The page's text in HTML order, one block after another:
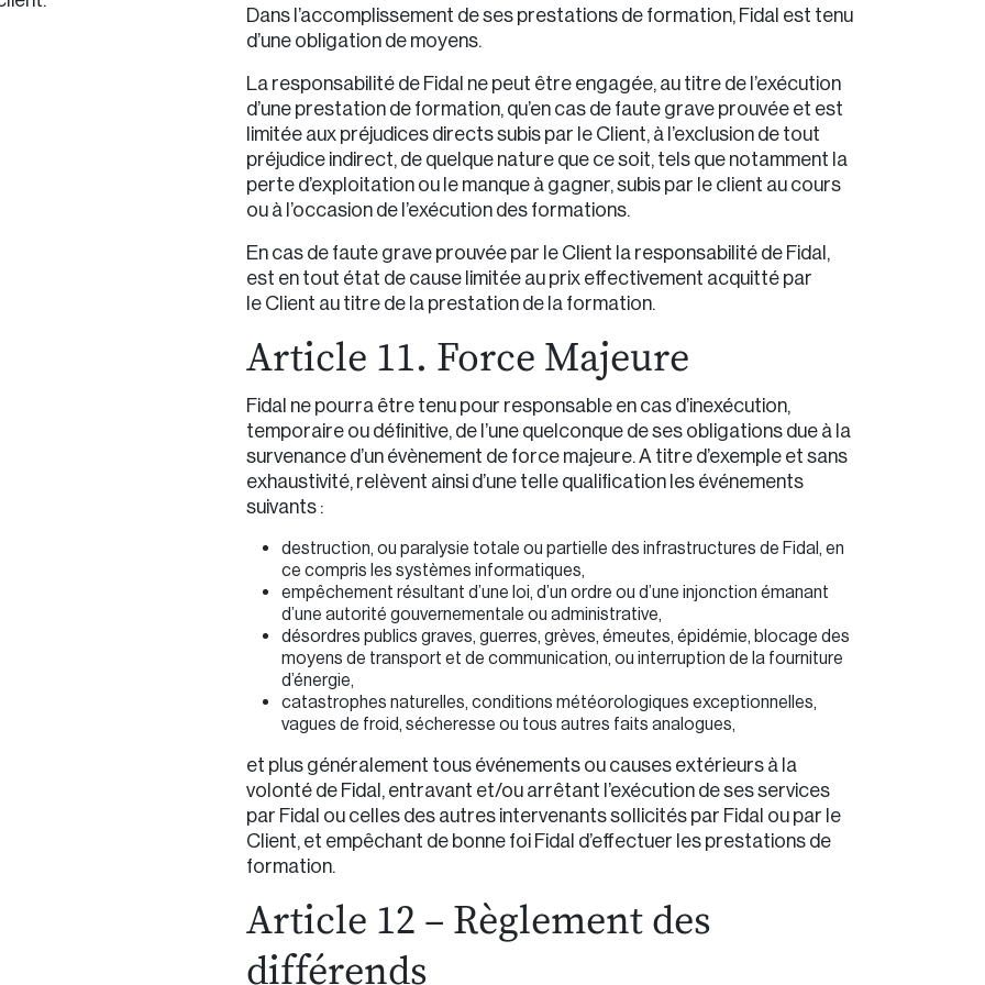
Dans l’accomplissement de ses prestations de formation, Fidal est tenu
d’une obligation de moyens.
La responsabilité de Fidal ne peut être engagée, au titre de l’exécution
d’une prestation de formation, qu’en cas de faute grave prouvée et est
limitée aux préjudices directs subis par le Client, à l’exclusion de tout
préjudice indirect, de quelque nature que ce soit, tels que notamment la
perte d’exploitation ou le manque à gagner, subis par le client au cours
ou à l’occasion de l’exécution des formations.
En cas de faute grave prouvée par le Client la responsabilité de Fidal,
est en tout état de cause limitée au prix effectivement acquitté par
le Client au titre de la prestation de la formation.
Article 11. Force Majeure
Fidal ne pourra être tenu pour responsable en cas d’inexécution,
temporaire ou définitive, de l’une quelconque de ses obligations due à la
survenance d’un évènement de force majeure. A titre d’exemple et sans
exhaustivité, relèvent ainsi d’une telle qualification les événements
suivants :
destruction, ou paralysie totale ou partielle des infrastructures de Fidal, en
ce compris les systèmes informatiques,
empêchement résultant d’une loi, d’un ordre ou d’une injonction émanant
d’une autorité gouvernementale ou administrative,
désordres publics graves, guerres, grèves, émeutes, épidémie, blocage des
moyens de transport et de communication, ou interruption de la fourniture
d’énergie,
catastrophes naturelles, conditions météorologiques exceptionnelles,
vagues de froid, sécheresse ou tous autres faits analogues,
et plus généralement tous événements ou causes extérieurs à la
volonté de Fidal, entravant et/ou arrêtant l’exécution de ses services
par Fidal ou celles des autres intervenants sollicités par Fidal ou par le
Client, et empêchant de bonne foi Fidal d’effectuer les prestations de
formation.
Article 12 – Règlement des
différends